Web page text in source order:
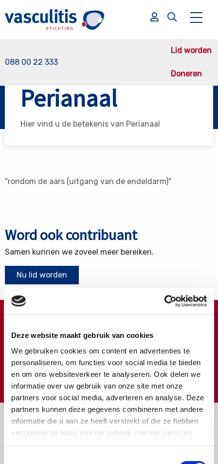
Deze website maakt gebruik van cookies
We gebruiken cookies om content en advertenties te
personaliseren, om functies voor social media te bieden
en om ons websiteverkeer te analyseren. Ook delen we
informatie over uw gebruik van onze site met onze
partners voor social media, adverteren en analyse. Deze
partners kunnen deze gegevens combineren met andere
informatie die u aan ze heeft verstrekt of die ze hebben
verzameld op basis van uw gebruik van hun services.
088 00 22 333
Lid worden
Doneren
Zoek
Zoek
Perianaal
Hier vind u de betekenis van Perianaal
"rondom de aars (uitgang van de endeldarm)"
Word ook contribuant
Samen kunnen we zoveel meer bereiken.
Nu lid worden
Meer weten over wat we met uw extra gift doen?
Klik hier
€ Doneer